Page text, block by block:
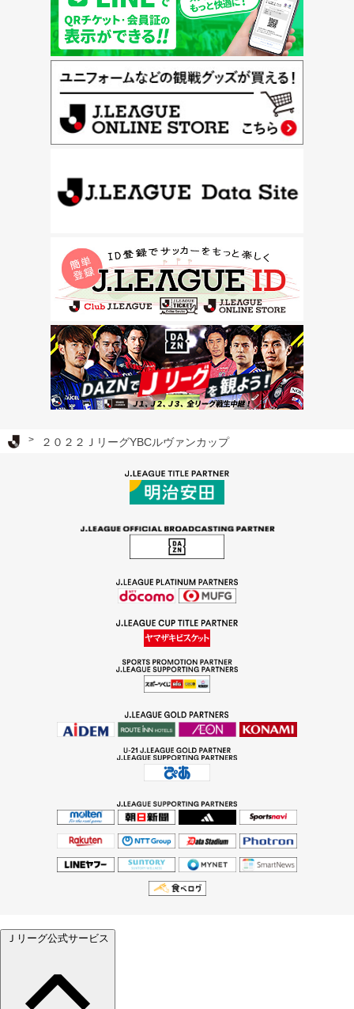
Ｊリーグ TOP
２０２２ＪリーグYBCルヴァンカップ